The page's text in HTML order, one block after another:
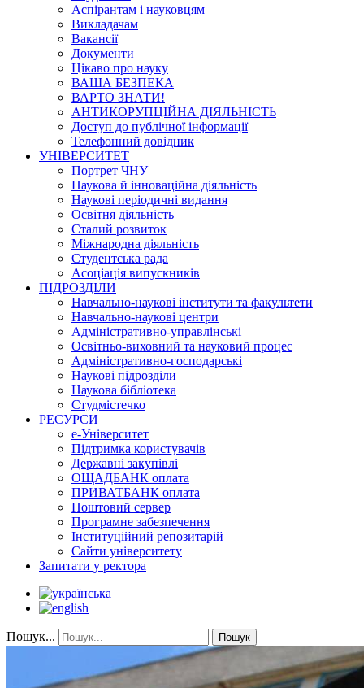
Аспірантам і науковцям
Викладачам
Вакансії
Документи
Цікаво про науку
ВАША БЕЗПЕКА
ВАРТО ЗНАТИ!
АНТИКОРУПЦІЙНА ДІЯЛЬНІСТЬ
Доступ до публічної інформації
Телефонний довідник
УНІВЕРСИТЕТ
Портрет ЧНУ
Наукова й інноваційна діяльність
Наукові періодичні видання
Освітня діяльність
Сталий розвиток
Міжнародна діяльність
Студентська рада
Асоціація випускників
ПІДРОЗДІЛИ
Навчально-наукові інститути та факультети
Навчально-наукові центри
Адміністративно-управлінські
Освітньо-виховний та науковий процес
Адміністративно-господарські
Наукові підрозділи
Наукова бібліотека
Студмістечко
РЕСУРСИ
е-Університет
Підтримка користувачів
Державні закупівлі
ОЩАДБАНК оплата
ПРИВАТБАНК оплата
Поштовий сервер
Програмне забезпечення
Інституційний репозитарій
Сайти університету
Запитати у ректора
Пошук... Пошук